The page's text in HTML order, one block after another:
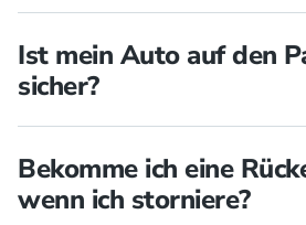
gebuchten Ort. Haben Sie
gebucht? Dann wird Ihr Auto in
Ist mein Auto auf den
sicher?
Schranke und einem
verschlossen.
Bekomme ich eine
wenn ich storniere?